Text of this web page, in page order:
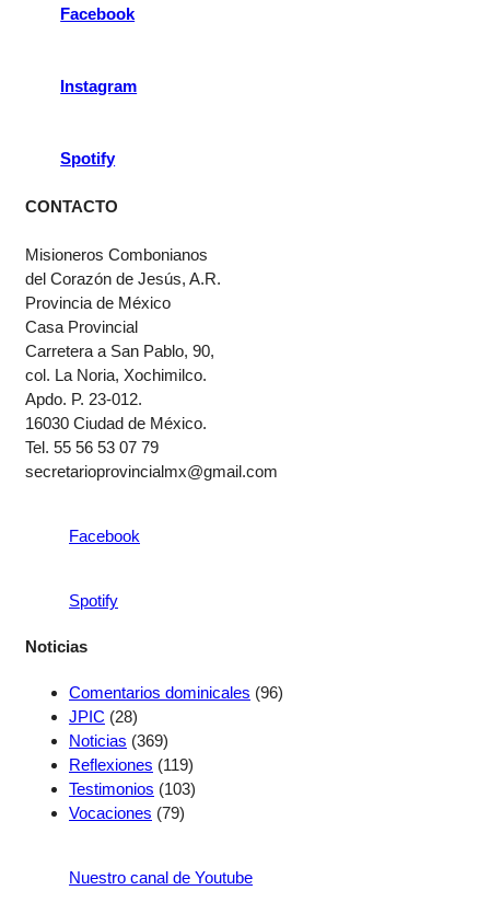
Facebook
Instagram
Spotify
CONTACTO
Misioneros Combonianos
del Corazón de Jesús, A.R.
Provincia de México
Casa Provincial
Carretera a San Pablo, 90,
col. La Noria, Xochimilco.
Apdo. P. 23-012.
16030 Ciudad de México.
Tel. 55 56 53 07 79
secretarioprovincialmx@gmail.com
Facebook
Spotify
Noticias
Comentarios dominicales (96)
JPIC (28)
Noticias (369)
Reflexiones (119)
Testimonios (103)
Vocaciones (79)
Nuestro canal de Youtube